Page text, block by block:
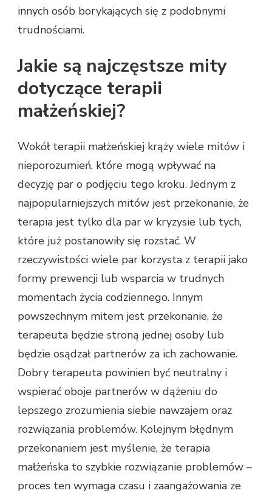
innych osób borykających się z podobnymi
trudnościami.
Jakie są najczęstsze mity
dotyczące terapii
małżeńskiej?
Wokół terapii małżeńskiej krąży wiele mitów i
nieporozumień, które mogą wpływać na
decyzję par o podjęciu tego kroku. Jednym z
najpopularniejszych mitów jest przekonanie, że
terapia jest tylko dla par w kryzysie lub tych,
które już postanowiły się rozstać. W
rzeczywistości wiele par korzysta z terapii jako
formy prewencji lub wsparcia w trudnych
momentach życia codziennego. Innym
powszechnym mitem jest przekonanie, że
terapeuta będzie stroną jednej osoby lub
będzie osądzał partnerów za ich zachowanie.
Dobry terapeuta powinien być neutralny i
wspierać oboje partnerów w dążeniu do
lepszego zrozumienia siebie nawzajem oraz
rozwiązania problemów. Kolejnym błędnym
przekonaniem jest myślenie, że terapia
małżeńska to szybkie rozwiązanie problemów –
proces ten wymaga czasu i zaangażowania ze